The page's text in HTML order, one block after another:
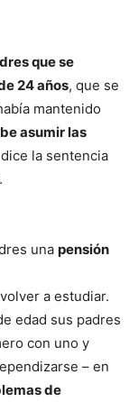
que se
24 años, que se
mantenido
asumir las
la sentencia
una pensión
a estudiar.
edad sus padres
con uno y
– en
de